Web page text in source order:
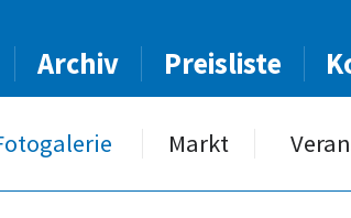
Archiv Preisliste
Markt